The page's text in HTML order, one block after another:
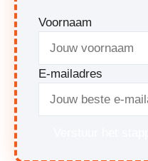
Voornaam
E-mailadres